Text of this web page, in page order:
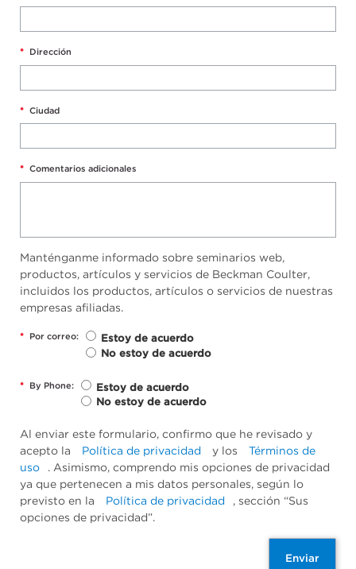
* Dirección
* Ciudad
* Comentarios adicionales
Manténganme informado sobre seminarios web,
productos, artículos y servicios de Beckman Coulter,
incluidos los productos, artículos o servicios de nuestras
empresas afiliadas.
* Por correo:
Estoy de acuerdo
No estoy de acuerdo
* By Phone:
Estoy de acuerdo
No estoy de acuerdo
Al enviar este formulario, confirmo que he revisado y
acepto la
Política de privacidad y los
Términos de
uso
. Asimismo, comprendo mis opciones de privacidad
ya que pertenecen a mis datos personales, según lo
previsto en la
Política de privacidad
, sección “Sus
opciones de privacidad”.
Enviar